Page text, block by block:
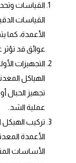
القياسات
القياسات
الأعمدة، كما
عوائق قد تؤثر
التجهيزات
الهياكل
تجهيز الحبال
عملية الشد.
تركيب الهيكل
الأعمدة
الأساسات